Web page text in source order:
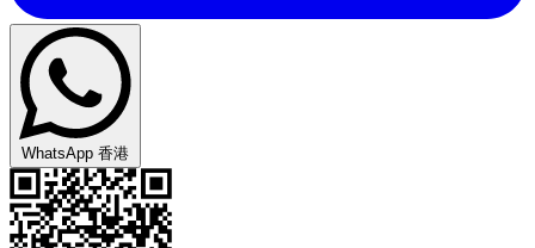
WhatsApp 香港